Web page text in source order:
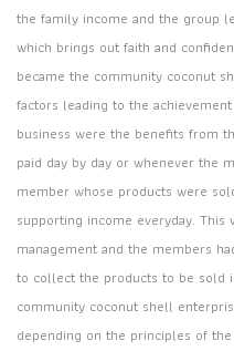
the family income and the group
which brings out faith and
became the community coconut
factors leading to the
business were the benefits from
paid day by day or whenever the
member whose products were
supporting income everyday. This
management and the members
to collect the products to be sold
community coconut shell
depending on the principles of